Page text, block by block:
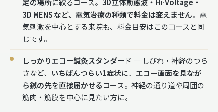
3D MENS など、電気治療の種類で料金は変えません。 電
気刺激を中心とする来院も、料金目安はこのコースと同
じです。
しっかりエコー鍼灸スタンダード — しびれ・神経のつら
さなど、
いちばんつらい1症状に、 エコー画面を見なが
ら鍼の先を直接届かせるコース。神経の通り道や周囲の
筋肉・筋膜を中心に見たい方に。